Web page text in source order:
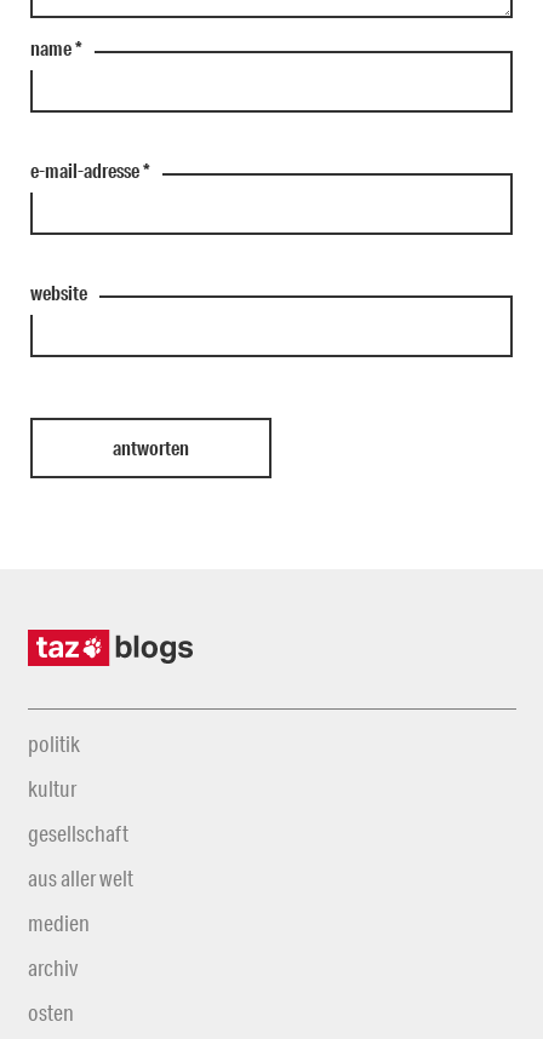
name*
e-mail-adresse*
website
politik
kultur
gesellschaft
aus aller welt
medien
archiv
osten